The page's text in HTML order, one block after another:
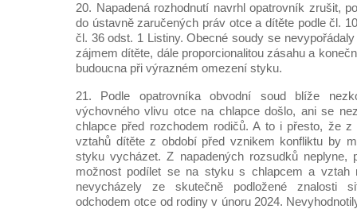
20. Napadená rozhodnutí navrhl opatrovník zrušit,
do ústavně zaručených práv otce a dítěte podle čl.
čl. 36 odst. 1 Listiny. Obecné soudy se
zájmem dítěte, dále proporcionalitou zásahu a
budoucna při výrazném omezení styku.
21. Podle opatrovníka obvodní soud blíže
výchovného vlivu otce na chlapce došlo, ani se
chlapce před rozchodem rodičů. A to i přesto, že z
vztahů dítěte z období před vznikem konfliktu by
styku vycházet. Z napadených rozsudků neplyne,
možnost podílet se na styku s chlapcem a vztah
nevycházely ze skutečně podložené znalosti
odchodem otce od rodiny v únoru 2024.